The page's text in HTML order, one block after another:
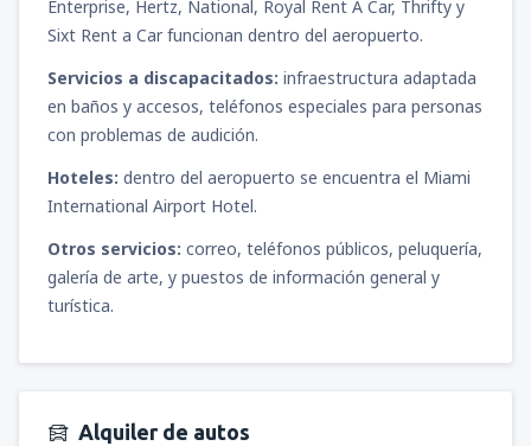
Enterprise, Hertz, National, Royal Rent A Car, Thrifty y
Sixt Rent a Car funcionan dentro del aeropuerto.
Servicios a discapacitados: infraestructura adaptada
en baños y accesos, teléfonos especiales para personas
con problemas de audición.
Hoteles: dentro del aeropuerto se encuentra el Miami
International Airport Hotel.
Otros servicios: correo, teléfonos públicos, peluquería,
galería de arte, y puestos de información general y
turística.
Alquiler de autos